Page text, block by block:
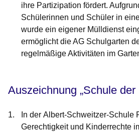
ihre Partizipation fördert.
Schülerinnen und Schüler in
wurde ein eigener Mülldienst
ermöglicht die AG Schulgarten
regelmäßige Aktivitäten im
Auszeichnung „Schule der
In der Albert-Schweitzer-Schule
Gerechtigkeit und Kinderrechte